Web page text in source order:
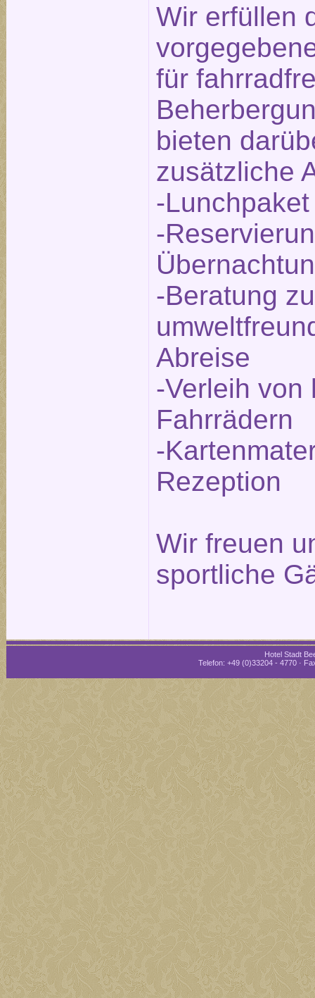
Wir erfüllen
für
bieten
zusätzliche
-
-
-Beratung
Abreise
-Verleih von
Fahrrädern
-
Rezeption
Wir freuen
sportliche
Hotel Stadt
Telefon: +49 (0)33204 - 4770 ·